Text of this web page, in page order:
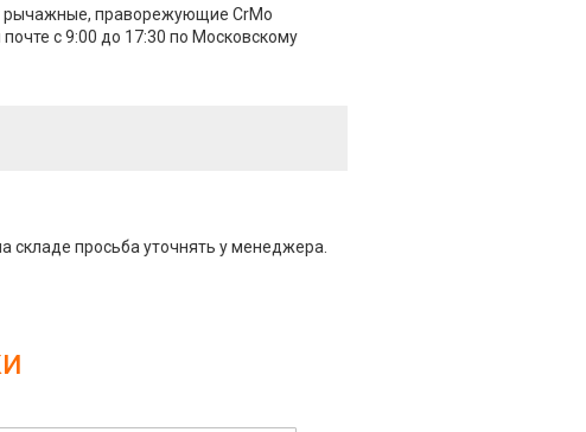
рычажные, праворежующие CrMo
с 9:00 до 17:30 по Московскому
складе просьба уточнять у менеджера.